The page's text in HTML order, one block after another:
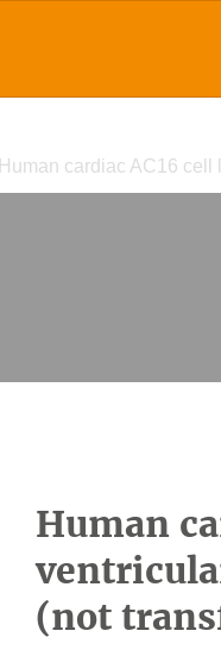
Human cardiac AC16
Human
(not